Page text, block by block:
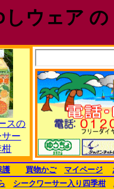
しウェア
スの
ー
柑
護 買物かご マイページ
シークワーサー入り四季柑